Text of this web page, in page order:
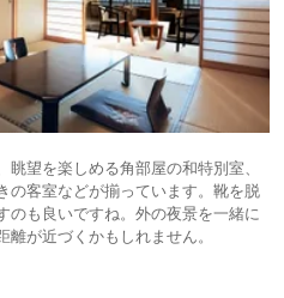
望を楽しめる角部屋の和特別室、
の客室などが揃っています。靴を脱
のも良いですね。外の夜景を一緒に
が近づくかもしれません。